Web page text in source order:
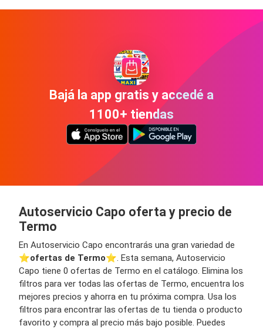
Bajá la app gratis y accedé a
1100+ tiendas
Autoservicio Capo oferta y precio de
Termo
En Autoservicio Capo encontrarás una gran variedad de
⭐️ofertas de Termo⭐️. Esta semana, Autoservicio
Capo tiene 0 ofertas de Termo en el catálogo. Elimina los
filtros para ver todas las ofertas de Termo, encuentra los
mejores precios y ahorra en tu próxima compra. Usa los
filtros para encontrar las ofertas de tu tienda o producto
favorito y compra al precio más bajo posible. Puedes